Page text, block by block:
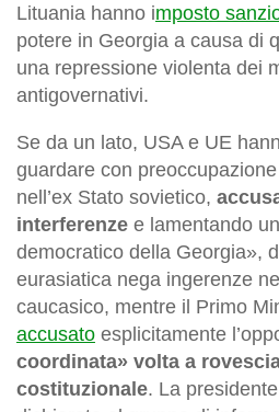
Lituania hanno imposto
potere in Georgia a causa di
una repressione violenta dei
antigovernativi.
Se da un lato, USA e UE
guardare con
nell’ex Stato sovietico,
interferenze e lamentando
democratico della Georgia»,
eurasiatica nega ingerenze
caucasico, mentre il Primo
accusato esplicitamente
coordinata» volta a
costituzionale. La